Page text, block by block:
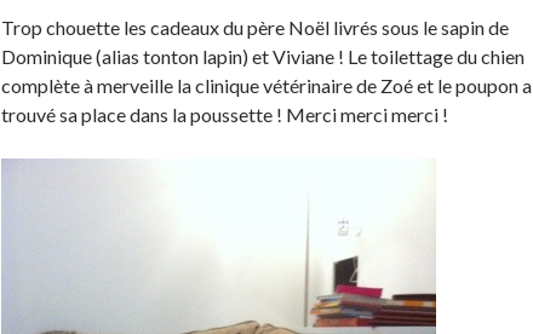
Trop chouette les cadeaux du père Noël livrés sous le sapin de
Dominique (alias tonton lapin) et Viviane ! Le toilettage du chien
complète à merveille la clinique vétérinaire de Zoé et le poupon a
trouvé sa place dans la poussette ! Merci merci merci !